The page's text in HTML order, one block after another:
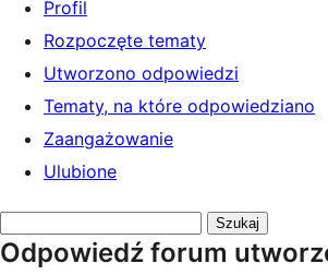
Profil
Rozpoczęte tematy
Utworzono odpowiedzi
Tematy, na które odpowiedziano
Zaangażowanie
Ulubione
odpowiedzi:
Odpowiedź forum